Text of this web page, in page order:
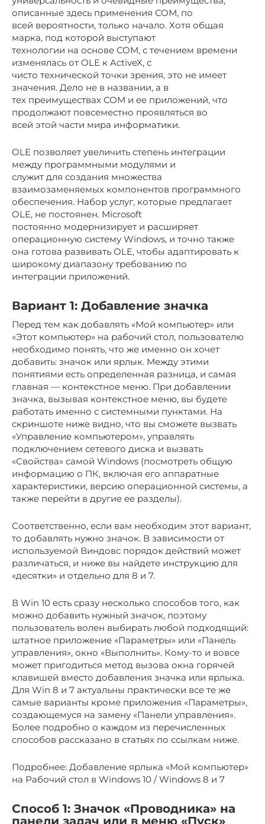
описанные здесь применения СОМ, по
всей вероятности, только начало. Хотя общая
марка, под которой выступают
технологии на основе СОМ, с течением времени
изменялась от OLE к ActiveX, с
чисто технической точки зрения, это не имеет
значения. Дело не в названии, а в
тех преимуществах СОМ и ее приложений, что
продолжают повсеместно проявляться во
всей этой части мира информатики.
OLE позволяет увеличить степень интеграции
между программными модулями и
служит для создания множества
взаимозаменяемых компонентов программного
обеспечения. Набор услуг, которые предлагает
OLE, не постоянен. Microsoft
постоянно модернизирует и расширяет
операционную систему Windows, и точно также
она готова развивать OLE, чтобы адаптировать к
широкому диапазону требованию по
интеграции приложений.
Вариант 1: Добавление значка
Перед тем как добавлять «Мой компьютер» или
«Этот компьютер» на рабочий стол, пользователю
необходимо понять, что же именно он хочет
добавить: значок или ярлык. Между этими
понятиями есть определенная разница, и самая
главная — контекстное меню. При добавлении
значка, вызывая контекстное меню, вы будете
работать именно с системными пунктами. На
скриншоте ниже видно, что вы сможете вызвать
«Управление компьютером», управлять
подключением сетевого диска и вызвать
«Свойства» самой Windows (посмотреть общую
информацию о ПК, включая его аппаратные
характеристики, версию операционной системы, а
также перейти в другие ее разделы).
Соответственно, если вам необходим этот вариант,
то добавлять нужно значок. В зависимости от
используемой Виндовс порядок действий может
различаться, и ниже вы найдете инструкцию для
«десятки» и отдельно для 8 и 7.
В Win 10 есть сразу несколько способов того, как
можно добавить нужный значок, поэтому
пользователь волен выбирать любой подходящий:
штатное приложение «Параметры» или «Панель
управления», окно «Выполнить». Кому-то и вовсе
может пригодиться метод вызова окна горячей
клавишей вместо добавления значка или ярлыка.
Для Win 8 и 7 актуальны практически все те же
самые варианты кроме приложения «Параметры»,
создающемуся на замену «Панели управления».
Более подробно о каждом из перечисленных
способов рассказано в статьях по ссылкам ниже.
Подробнее: Добавление ярлыка «Мой компьютер»
на Рабочий стол в Windows 10 / Windows 8 и 7
Способ 1: Значок «Проводника» на
панели задач или в меню «Пуск»